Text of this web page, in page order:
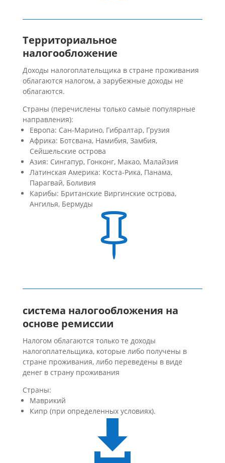
Территориальное
налогообложение
Доходы налогоплательщика в стране проживания
облагаются налогом, а зарубежные доходы не
облагаются.
Страны (перечислены только самые популярные
направления):
Европа: Сан-Марино, Гибралтар, Грузия
Африка: Ботсвана, Намибия, Замбия,
Сейшельские острова
Азия: Сингапур, Гонконг, Макао, Малайзия
Латинская Америка: Коста-Рика, Панама,
Парагвай, Боливия
Карибы: Британские Виргинские острова,
Ангилья, Бермуды

система налогообложения на
основе ремиссии
Налогом облагаются только те доходы
налогоплательщика, которые либо получены в
стране проживания, либо переведены в виде
денег в страну проживания
Страны:
Маврикий
Кипр (при определенных условиях).
